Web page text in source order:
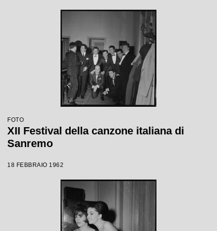
FOTO
XII Festival della canzone italiana di
Sanremo
18 FEBBRAIO 1962